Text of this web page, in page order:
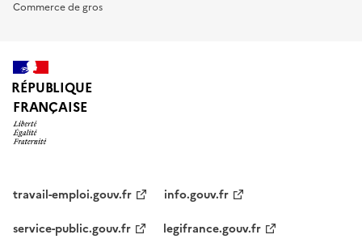
Commerce de gros
RÉPUBLIQUE
FRANÇAISE
travail-emploi.gouv.fr
info.gouv.fr
service-public.gouv.fr
legifrance.gouv.fr